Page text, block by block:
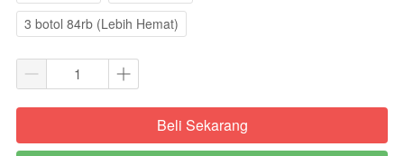
3 botol 84rb (Lebih Hemat)
`Beli Sekarang